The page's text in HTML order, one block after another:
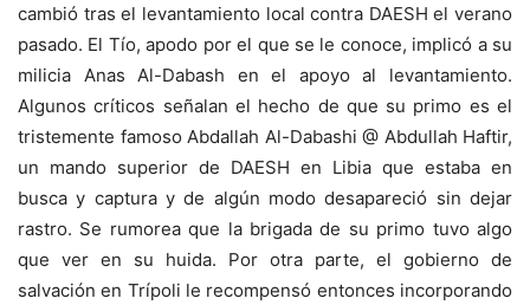
cambió tras el levantamiento local contra DAESH el verano
pasado. El Tío, apodo por el que se le conoce, implicó a su
milicia Anas Al-Dabash en el apoyo al levantamiento.
Algunos críticos señalan el hecho de que su primo es el
tristemente famoso Abdallah Al-Dabashi @ Abdullah Haftir,
un mando superior de DAESH en Libia que estaba en
busca y captura y de algún modo desapareció sin dejar
rastro. Se rumorea que la brigada de su primo tuvo algo
que ver en su huida. Por otra parte, el gobierno de
salvación en Trípoli le recompensó entonces incorporando